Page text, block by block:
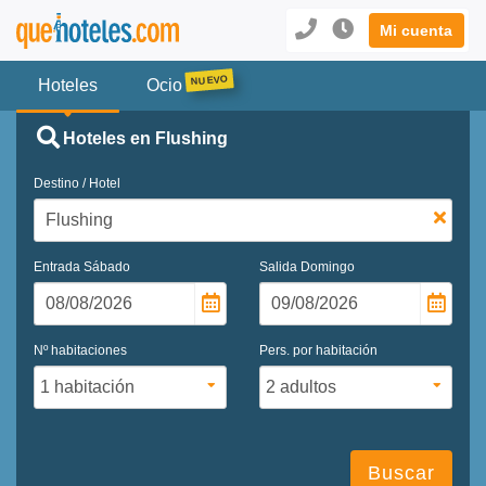
Mi cuenta
Hoteles Ocio
Hoteles en Flushing
Destino / Hotel
Entrada Sábado Salida Domingo
Nº habitaciones Pers. por habitación
Buscar